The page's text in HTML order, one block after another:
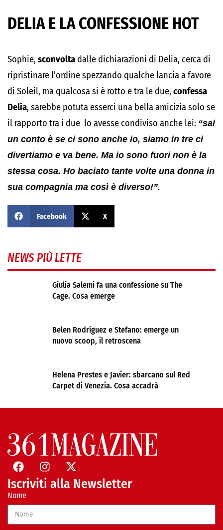
DELIA E LA CONFESSIONE HOT
Sophie, sconvolta dalle dichiarazioni di Delia, cerca di
ripristinare l’ordine spezzando qualche lancia a favore
di Soleil, ma qualcosa si è rotto e tra le due, confessa
Delia, sarebbe potuta esserci una bella amicizia solo se
il rapporto tra i due lo avesse condiviso anche lei: “sai
un conto è se ci sono anche io, siamo in tre ci
divertiamo e va bene. Ma io sono fuori non è la
stessa cosa. Ho baciato tante volte una donna in
sua compagnia ma così è diverso!”.
Facebook X
NEWS PIÙ LETTE
Giulia Salemi fa una confessione su The
Cage. Cosa emerge
Belen Rodríguez e Stefano: emerge un
nuovo scoop, il retroscena
Helena Prestes e Javier: sbarcano sul Red
Carpet di Venezia. Cosa accadrà
Iscriviti alla Newsletter
Nome